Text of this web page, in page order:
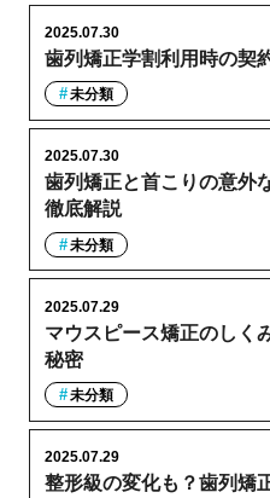
歯列矯正学割利用時の契
2025.07.30
未分類
歯列矯正と首こりの意外
徹底解説
2025.07.30
未分類
マウスピース矯正のしく
秘密
2025.07.29
未分類
整形級の変化も？歯列矯
2025.07.29